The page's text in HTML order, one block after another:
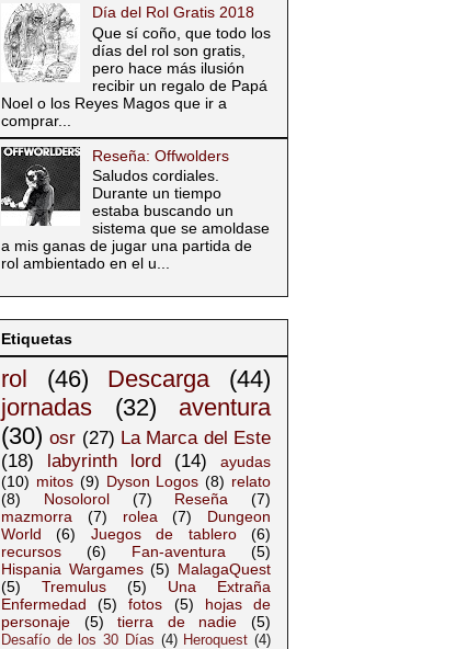
Día del Rol Gratis 2018
Que sí coño, que todo los
días del rol son gratis,
pero hace más ilusión
recibir un regalo de Papá
Noel o los Reyes Magos que ir a
comprar...
Reseña: Offwolders
Saludos cordiales.
Durante un tiempo
estaba buscando un
sistema que se amoldase
a mis ganas de jugar una partida de
rol ambientado en el u...
Etiquetas
rol (46) Descarga
(44)
jornadas
(32)
aventura
(30) osr (27) La Marca del Este
(18)
labyrinth lord (14)
ayudas
(10) mitos (9) Dyson Logos (8) relato
(8)
Nosolorol (7) Reseña
(7)
mazmorra
(7) rolea (7)
Dungeon
World
(6) Juegos de tablero
(6)
recursos
(6) Fan-aventura
(5)
Hispania Wargames (5) MalagaQuest
(5)
Tremulus (5)
Una Extraña
Enfermedad
(5) fotos (5)
hojas de
personaje
(5) tierra de nadie (5)
Desafío de los 30 Días (4) Heroquest (4)